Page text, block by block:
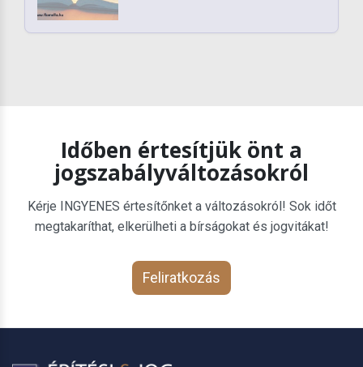
Időben értesítjük önt a
jogszabályváltozásokról
Kérje INGYENES értesítőnket a változásokról! Sok időt
megtakaríthat, elkerülheti a bírságokat és jogvitákat!
Feliratkozás